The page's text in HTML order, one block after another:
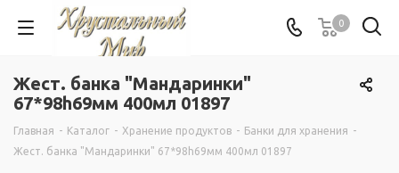
0
Жест. банка "Мандаринки"
67*98h69мм 400мл 01897
Главная - Каталог - Хранение продуктов - Банки для хранения -
Жест. банка "Мандаринки" 67*98h69мм 400мл 01897